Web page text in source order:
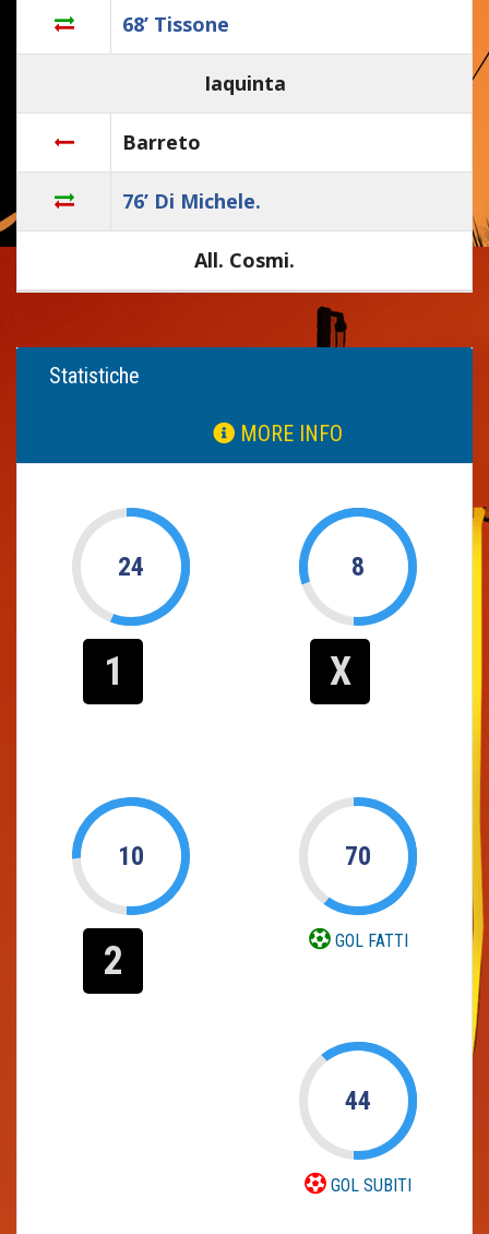
68’ Tissone
Iaquinta
Barreto
76’ Di Michele.
All. Cosmi.
Statistiche
MORE INFO
24
1
8
X
10
2
70
GOL FATTI
44
GOL SUBITI